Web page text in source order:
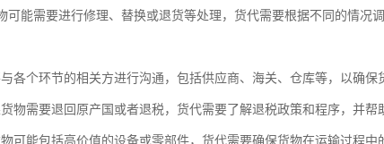
可能需要进行修理、替换或退货等处理，货代需要根据不同的情况
各个环节的相关方进行沟通，包括供应商、海关、仓库等，以确保
物需要退回原产国或者退税，货代需要了解退税政策和程序，并帮
可能包括高价值的设备或零部件，货代需要确保货物在运输过程中